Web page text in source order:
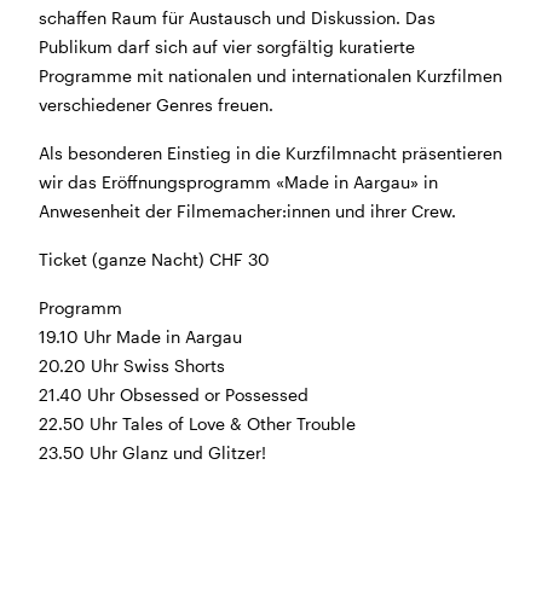
SOMMERÖFFNUNGSZEITEN
CINEMA2.7. bis 1.9. geschlossen
BÜHNE2.7. bis 3.9. geschlossen
ZMITTAG2.7. bis 9.8. geschlossen
BAR+BISTRO
10.7. bis 1.8. findet ihr unsere Bar ab 18
Uhr im Geissenschachen
ab dem 10.8. sind wir wieder im Haus und freuen uns
während dem
bleibt das Haus jeweils von Freitag Abend bis Montag
Morgen geschlossen
schaffen Raum für Austausch und Diskussion. Das
Publikum darf sich auf vier sorgfältig kuratierte
Programme mit nationalen und internationalen Kurzfilmen
verschiedener Genres freuen.
Als besonderen Einstieg in die Kurzfilmnacht präsentieren
wir das Eröffnungsprogramm «Made in Aargau» in
Anwesenheit der Filmemacher:innen und ihrer Crew.
Ticket (ganze Nacht) CHF 30
Programm
19.10 Uhr Made in Aargau
20.20 Uhr Swiss Shorts
21.40 Uhr Obsessed or Possessed
22.50 Uhr Tales of Love & Other Trouble
23.50 Uhr Glanz und Glitzer!